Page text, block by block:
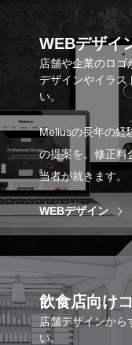
WEBデザイ
店舗や企業のロ
デザインやイラス
い。
Meliusの長年の経
の提案を。修正料
当者が就きます。
WEBデザイン
飲食店向け
店舗デザインから
い。